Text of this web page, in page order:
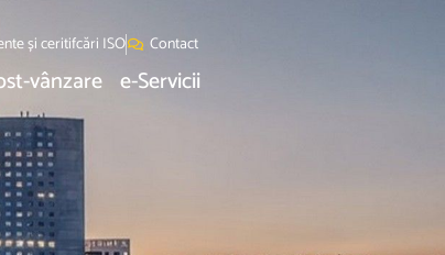
și ceritifcări ISO Contact
vânzare e-Servicii